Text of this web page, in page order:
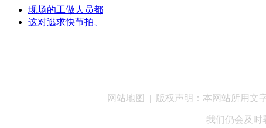
现场的工做人员都
这对逃求快节拍、
网站地图 | 版权声明：本网站所用文
我们仍会及时